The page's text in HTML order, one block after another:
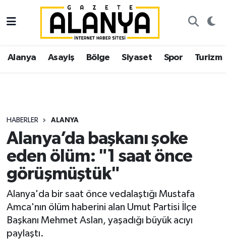
Alanya Asayiş Bölge Siyaset Spor Turizm
HABERLER ALANYA
Alanya’da başkanı şoke
eden ölüm: "1 saat önce
görüşmüştük"
Alanya'da bir saat önce vedalaştığı Mustafa
Amca'nın ölüm haberini alan Umut Partisi İlçe
Başkanı Mehmet Aslan, yaşadığı büyük acıyı
paylaştı.
Alanya
Asayiş
Siyaset
Spor
Turizm
Ekonomi
Gazipaşa
İstanbul Nöbetçi Eczaneler
İstanbul Hava Durumu
Süper Lig Puan Durumu ve Fikstür
Tüm Manşetler
Son Dakika Haberleri
Haber Arşivi